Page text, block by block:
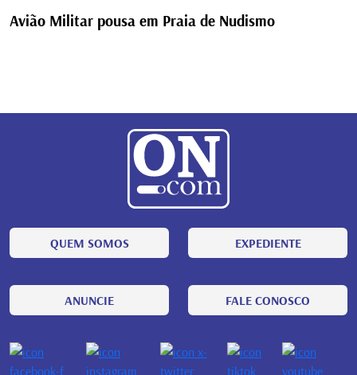
Avião Militar pousa em Praia de Nudismo
QUEM SOMOS EXPEDIENTE
ANUNCIE FALE CONOSCO